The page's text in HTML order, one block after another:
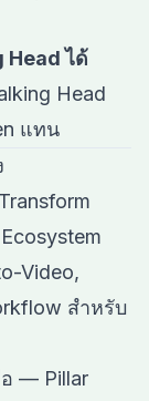
Head ได้
Head
แทน
Video,
สำหรับ
— Pillar